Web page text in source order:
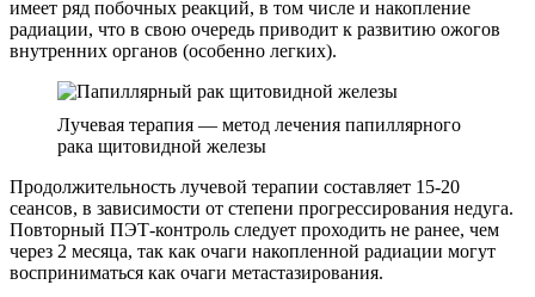
имеет ряд побочных реакций, в том числе и накопление
радиации, что в свою очередь приводит к развитию ожогов
внутренних органов (особенно легких).
Лучевая терапия — метод лечения папиллярного
рака щитовидной железы
Продолжительность лучевой терапии составляет 15-20
сеансов, в зависимости от степени прогрессирования недуга.
Повторный ПЭТ-контроль следует проходить не ранее, чем
через 2 месяца, так как очаги накопленной радиации могут
восприниматься как очаги метастазирования.